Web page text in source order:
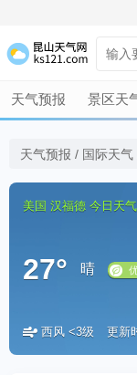
天气预报 景区天
天气预报 / 国际天气
美国 汉福德 今日天气
27° 晴
西风 <3级 更新